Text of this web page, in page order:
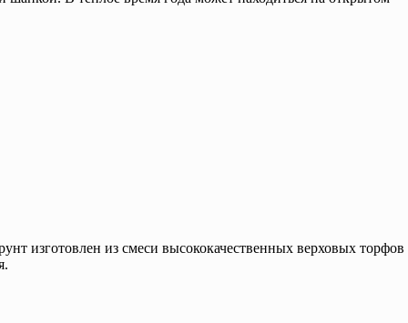
изготовлен из смеси высококачественных верховых торфов